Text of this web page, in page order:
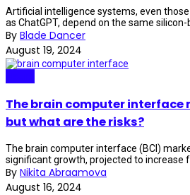
Artificial intelligence systems, even
as ChatGPT, depend on the same silicon-
By Blade Dancer
August 19, 2024
The brain computer interface
but what are the risks?
The brain computer interface (BCI)
significant growth, projected to increase
By Nikita Abraamova
August 16, 2024